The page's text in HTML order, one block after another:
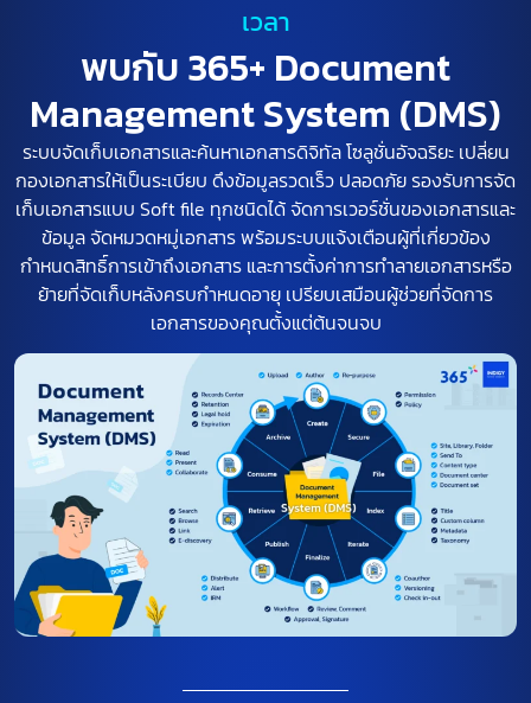
เวลา
พบกับ 365+ Document
Management System (DMS)
ระบบจัดเก็บเอกสารและค้นหาเอกสารดิจิทัล โซลูชั่นอัจฉริยะ เปลี่ยน
กองเอกสารให้เป็นระเบียบ ดึงข้อมูลรวดเร็ว ปลอดภัย รองรับการจัด
เก็บเอกสารแบบ Soft file ทุกชนิดได้ จัดการเวอร์ชั่นของเอกสารและ
ข้อมูล จัดหมวดหมู่เอกสาร พร้อมระบบแจ้งเตือนผู้ที่เกี่ยวข้อง
กำหนดสิทธิ์การเข้าถึงเอกสาร และการตั้งค่าการทำลายเอกสารหรือ
ย้ายที่จัดเก็บหลังครบกำหนดอายุ เปรียบเสมือนผู้ช่วยที่จัดการ
เอกสารของคุณตั้งแต่ต้นจนจบ